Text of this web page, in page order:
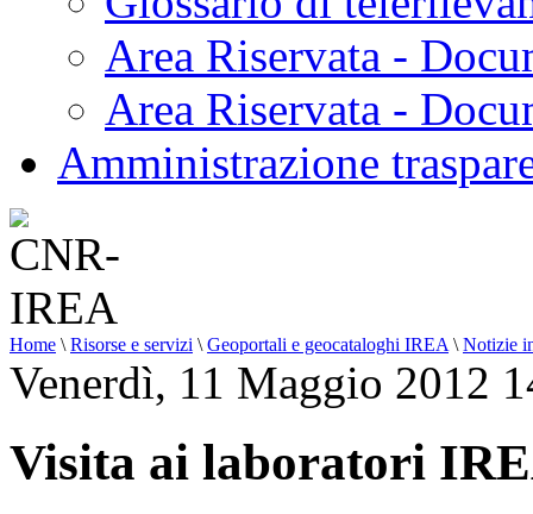
Area Riservata -
Area Riservata -
Amministrazione
Home \ Risorse e servizi \ Geoportali e geocataloghi IREA \ Notizie
Venerdì, 11 Maggio 2012
Visita ai laboratori